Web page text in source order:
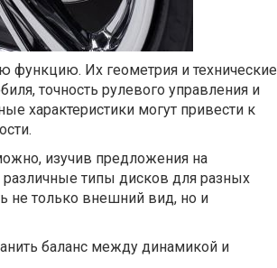
функцию. Их геометрия и технические
точность рулевого управления и
характеристики могут привести к
изучив предложения на
типы дисков для разных
не только внешний вид, но и
баланс между динамикой и